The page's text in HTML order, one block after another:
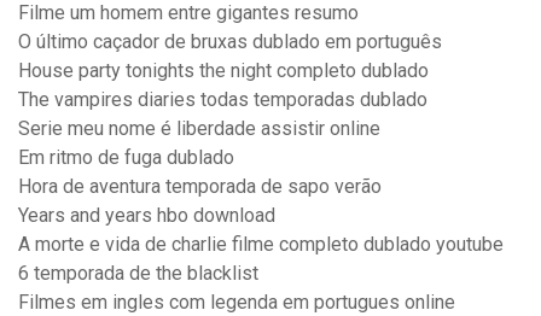
Filme um homem entre gigantes resumo
O último caçador de bruxas dublado em português
House party tonights the night completo dublado
The vampires diaries todas temporadas dublado
Serie meu nome é liberdade assistir online
Em ritmo de fuga dublado
Hora de aventura temporada de sapo verão
Years and years hbo download
A morte e vida de charlie filme completo dublado youtube
6 temporada de the blacklist
Filmes em ingles com legenda em portugues online